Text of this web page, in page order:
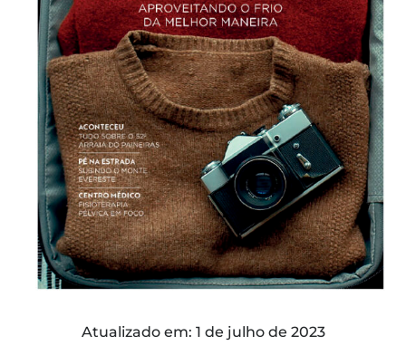
Atualizado em: 1 de julho de 2023